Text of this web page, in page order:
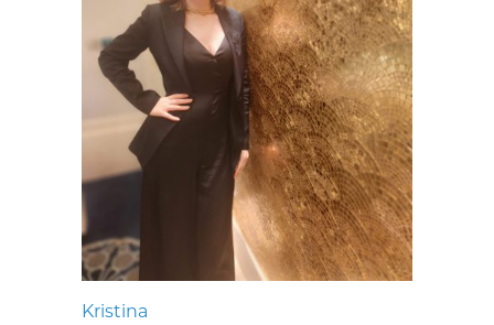
Kristina